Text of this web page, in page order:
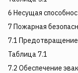
6 Несущая
7 Пожарная
7.1
Таблица 7.1
7.2 Обеспечение